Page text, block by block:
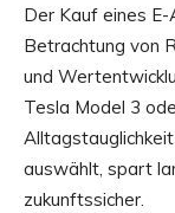
Der Kauf eines
Betrachtung von
und
Tesla Model 3
auswählt, spart
zukunftssicher.